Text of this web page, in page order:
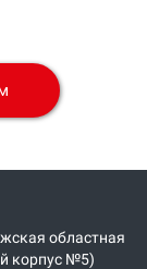
областная
корпус №5)